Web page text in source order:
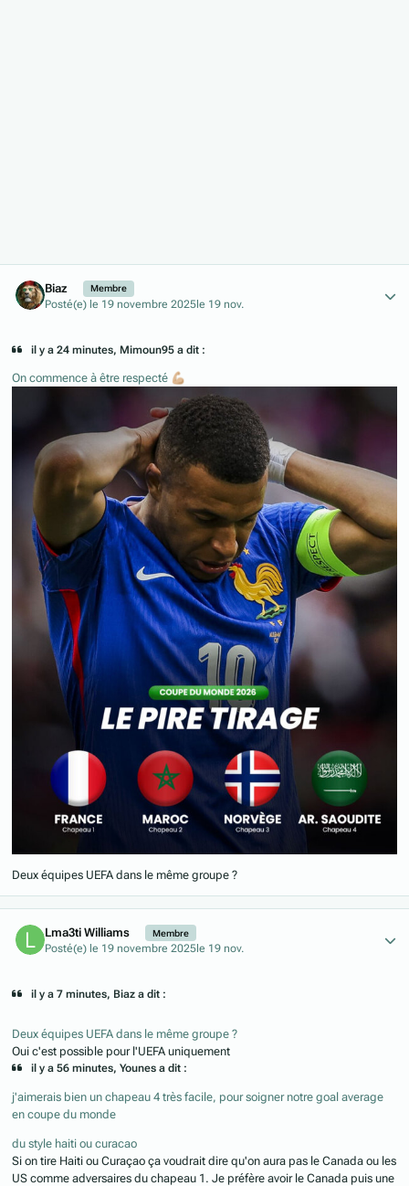
Biaz Membre
Posté(e) le 19 novembre 2025 le 19 nov.
il y a 24 minutes, Mimoun95 a dit :
On commence à être respecté 💪🏼
Deux équipes UEFA dans le même groupe ?
Lma3ti Williams Membre
Posté(e) le 19 novembre 2025 le 19 nov.
il y a 7 minutes, Biaz a dit :
Deux équipes UEFA dans le même groupe ?
Oui c'est possible pour l'UEFA uniquement
il y a 56 minutes, Younes a dit :
j'aimerais bien un chapeau 4 très facile, pour soigner notre goal average
en coupe du monde
du style haiti ou curacao
Si on tire Haiti ou Curaçao ça voudrait dire qu'on aura pas le Canada ou les
US comme adversaires du chapeau 1. Je préfère avoir le Canada puis une